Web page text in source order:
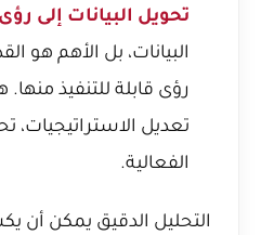
تحويل البيانات إلى
البيانات، بل الأهم هو
رؤى قابلة للتنفيذ
تعديل الاستراتيجيات،
الفعالية.
التحليل الدقيق يمكن